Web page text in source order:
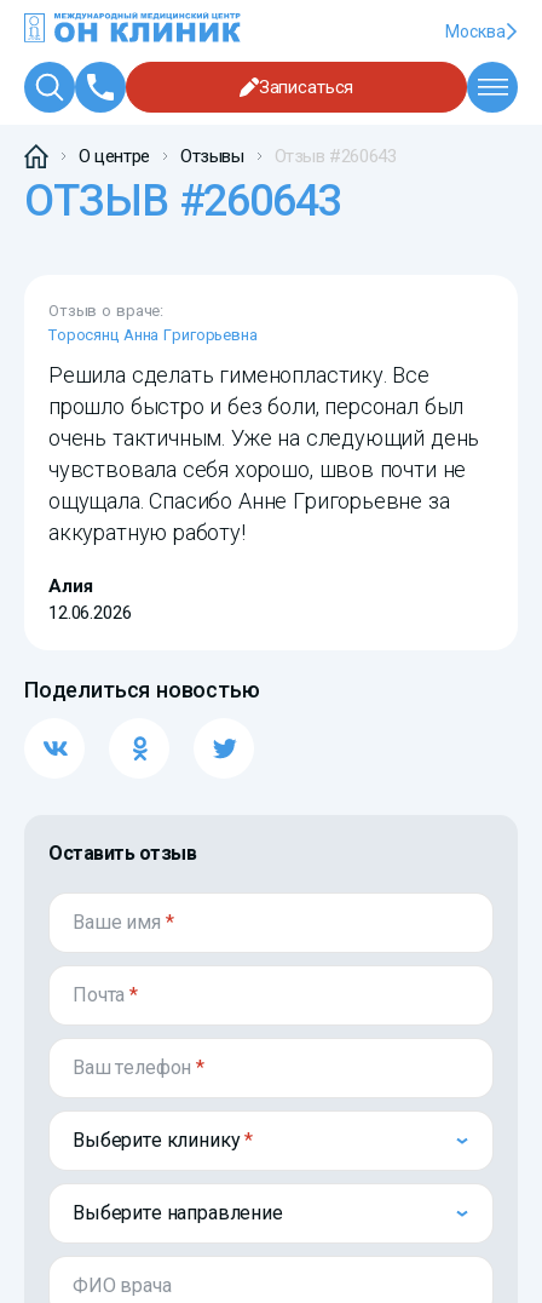
Москва
Записаться
О центре Отзывы Отзыв #260643
ОТЗЫВ #260643
Отзыв о враче:
Торосянц Анна Григорьевна
Решила сделать гименопластику. Все
прошло быстро и без боли, персонал был
очень тактичным. Уже на следующий день
чувствовала себя хорошо, швов почти не
ощущала. Спасибо Анне Григорьевне за
аккуратную работу!
Алия
12.06.2026
Поделиться новостью
Оставить отзыв
Ваше имя *
Почта*
Ваш телефон*
Выберите клинику
Выберите направление
ФИО врача